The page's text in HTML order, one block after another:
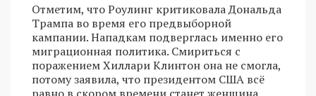
Отметим, что Роулинг критиковала Дональда
Трампа во время его предвыборной
кампании. Нападкам подверглась именно его
миграционная политика. Смириться с
поражением Хиллари Клинтон она не смогла,
потому заявила, что президентом США всё